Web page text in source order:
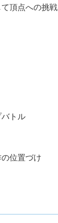
頂点への挑戦
トル
位置づけ